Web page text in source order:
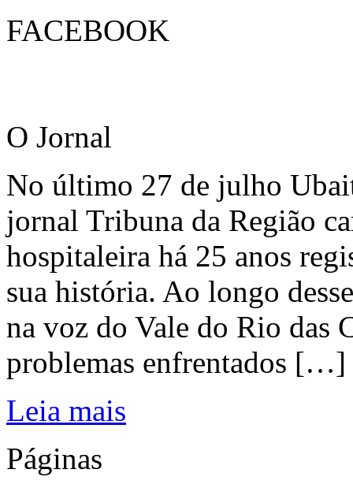
FACEBOOK
O Jornal
No último 27 de julho
jornal Tribuna da Região
hospitaleira há 25 anos
sua história. Ao longo
na voz do Vale do Rio das
problemas enfrentados […]
Leia mais
Páginas